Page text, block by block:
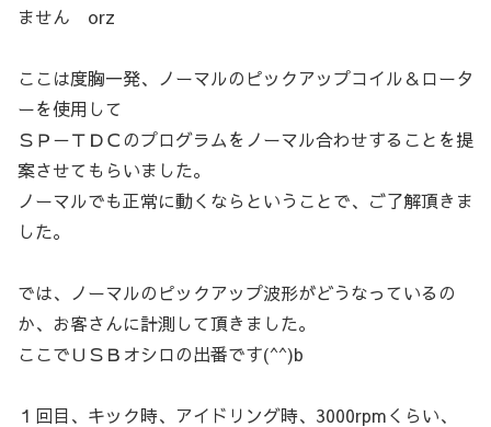
ません orz
ここは度胸一発、ノーマルのピックアップコイル＆ロータ
ーを使用して
ＳＰ－ＴＤＣのプログラムをノーマル合わせすることを提
案させてもらいました。
ノーマルでも正常に動くならということで、ご了解頂きま
した。
では、ノーマルのピックアップ波形がどうなっているの
か、お客さんに計測して頂きました。
ここでＵＳＢオシロの出番です(^^)b
１回目、キック時、アイドリング時、3000rpmくらい、